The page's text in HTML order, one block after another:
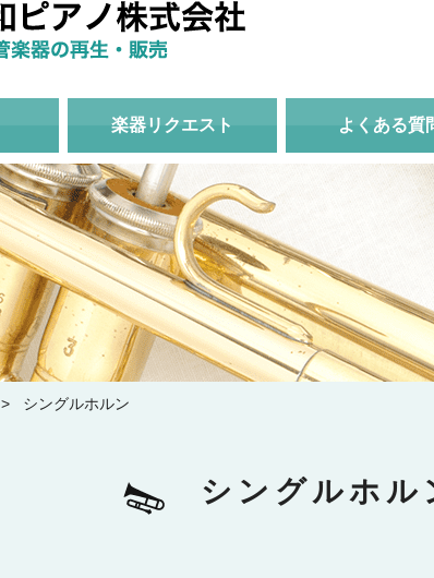
楽器リクエスト よくある質
> シングルホルン
シングルホ